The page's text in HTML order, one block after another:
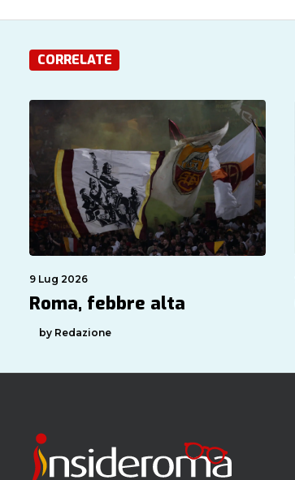
CORRELATE
9 Lug 2026
Roma, febbre alta
by Redazione